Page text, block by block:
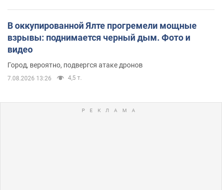
В оккупированной Ялте прогремели мощные
взрывы: поднимается черный дым. Фото и
видео
Город, вероятно, подвергся атаке дронов
7.08.2026 13:26 4,5 т.